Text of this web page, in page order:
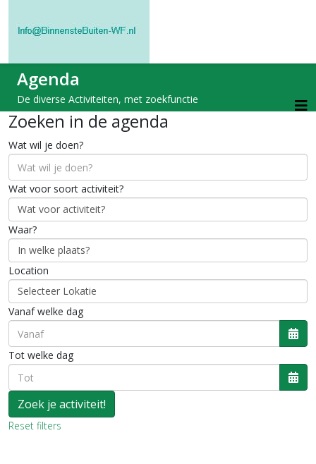
Agenda
De diverse Activiteiten, met zoekfunctie
Zoeken in de agenda
Wat wil je doen?
Wat voor soort activiteit?
Waar?
Location
Vanaf welke dag
Tot welke dag
Reset filters